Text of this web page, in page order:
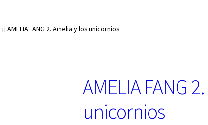
AMELIA FANG 2. Amelia y los unicornios
AMELIA FANG
unicornios